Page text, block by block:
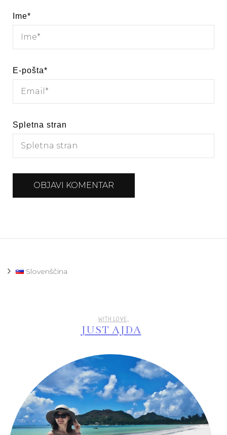
Ime*
E-pošta*
Spletna stran
Slovenščina
WITH LOVE,
JUST AJDA